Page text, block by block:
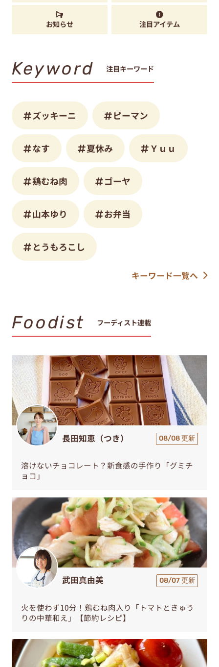
お知らせ 注目アイテム
Keyword 注目キーワード
ズッキーニ ピーマン
なす 夏休み Ｙｕｕ
鶏むね肉 ゴーヤ
山本ゆり お弁当
とうもろこし
キーワード一覧へ
Foodist フーディスト連載
長田知恵（つき） 08/08 更新
溶けないチョコレート？新食感の手作り「グミチ
ョコ」
武田真由美 08/07 更新
火を使わず10分！鶏むね肉入り「トマトときゅう
りの中華和え」【節約レシピ】